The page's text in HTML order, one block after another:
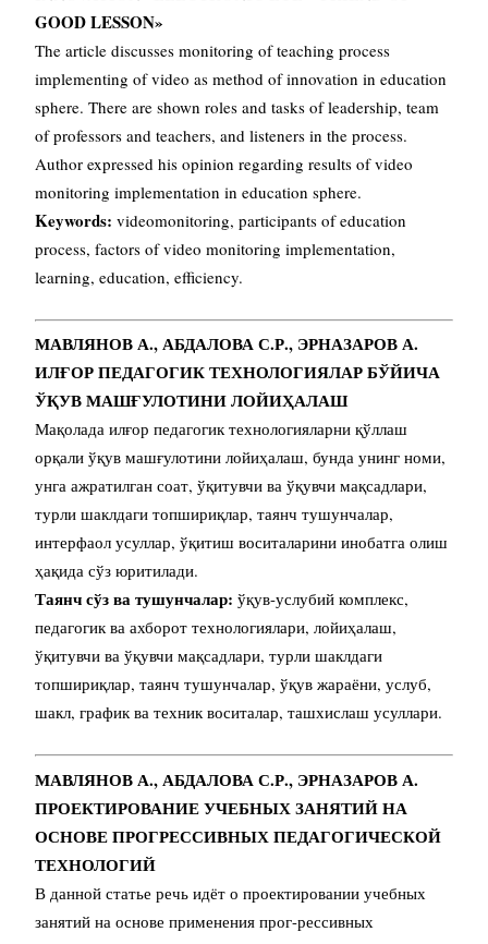
GOOD LESSON»
The article discusses monitoring of teaching process
implementing of video as method of innovation in education
sphere. There are shown roles and tasks of leadership, team
of professors and teachers, and listeners in the process.
Author expressed his opinion regarding results of video
monitoring implementation in education sphere.
Keywords: videomonitoring, participants of education
process, factors of video monitoring implementation,
learning, education, efficiency.
МАВЛЯНОВ А., АБДАЛОВА С.Р., ЭРНАЗАРОВ А.
ИЛҒОР ПЕДАГОГИК ТЕХНОЛОГИЯЛАР БЎЙИЧА
ЎҚУВ МАШҒУЛОТИНИ ЛОЙИҲАЛАШ
Мақолада илғор педагогик технологияларни қўллаш
орқали ўқув машғулотини лойиҳалаш, бунда унинг номи,
унга ажратилган соат, ўқитувчи ва ўқувчи мақсадлари,
турли шаклдаги топшириқлар, таянч тушунчалар,
интерфаол усуллар, ўқитиш воситаларини инобатга олиш
ҳақида сўз юритилади.
Таянч сўз ва тушунчалар: ўқув-услубий комплекс,
педагогик ва ахборот технологиялари, лойиҳалаш,
ўқитувчи ва ўқувчи мақсадлари, турли шаклдаги
топшириқлар, таянч тушунчалар, ўқув жараёни, услуб,
шакл, график ва техник воситалар, ташхислаш усуллари.
МАВЛЯНОВ А., АБДАЛОВА С.Р., ЭРНАЗАРОВ А.
ПРОЕКТИРОВАНИЕ УЧЕБНЫХ ЗАНЯТИЙ НА
ОСНОВЕ ПРОГРЕССИВНЫХ ПЕДАГОГИЧЕСКОЙ
ТЕХНОЛОГИЙ
В данной статье речь идёт о проектировании учебных
занятий на основе применения прог-рессивных